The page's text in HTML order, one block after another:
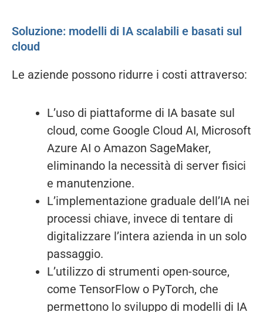
Soluzione: modelli di IA scalabili e basati sul
cloud
Le aziende possono ridurre i costi attraverso:
L’uso di piattaforme di IA basate sul
cloud, come Google Cloud AI, Microsoft
Azure AI o Amazon SageMaker,
eliminando la necessità di server fisici
e manutenzione.
L’implementazione graduale dell’IA nei
processi chiave, invece di tentare di
digitalizzare l’intera azienda in un solo
passaggio.
L’utilizzo di strumenti open-source,
come TensorFlow o PyTorch, che
permettono lo sviluppo di modelli di IA